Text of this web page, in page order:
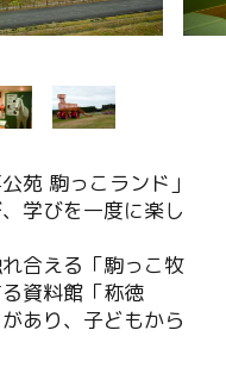
苑 駒っこランド」
学びを一度に楽し
合える「駒っこ牧
資料館「称徳
あり、子どもから